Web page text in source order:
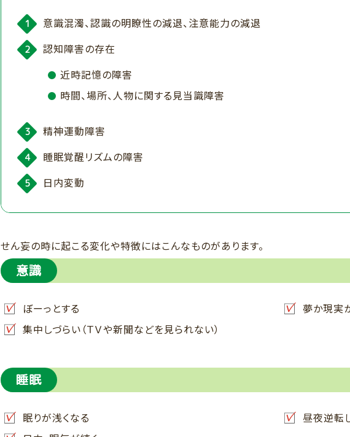
意識混濁、認識の明瞭性の減退、注意能力の減退
認知障害の存在
近時記憶の障害
時間、場所、人物に関する見当識障害
精神運動障害
睡眠覚醒リズムの障害
日内変動
せん妄の時に起こる変化や特徴にはこんなものがあります。
意識
ぼーっとする
夢か現実
集中しづらい（ＴＶや新聞などを見られない）
睡眠
眠りが浅くなる
昼夜逆転